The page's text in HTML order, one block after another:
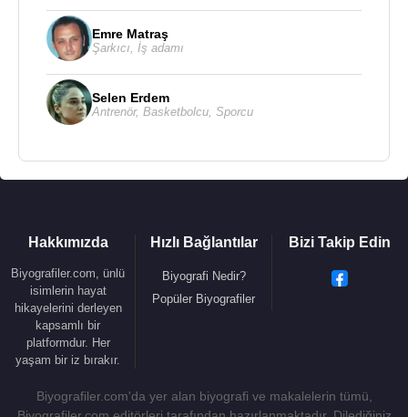
Fransız teğmenin kızı olan Geneviève de Laistre ile
evlendi. İki oğlu oldu.
Giovanni Domenico Cassini, 14 Eylül
tarihinde Paris, Fransa’da 87 yaşında ölmüştür.
1997yılındaSatürn'e fırlatılan uzay sondasına
Kaynak:Biyografiler.com
Emre Matraş
Şarkıcı İş adamı
Selen Erdem
Antrenör, Basketbolcu Sporcu
Hakkımızda
Biyografiler.com, ünlü
isimlerin hayat
hikayelerini derleyen
kapsamlı bir
platformdur. Her
yaşam bir iz bırakır.
Hızlı Bağlantılar
Biyografi Nedir?
Popüler Biyografiler
Bizi Takip Edin
Biyografiler.com'da yer alan biyografi ve makalelerin tümü,